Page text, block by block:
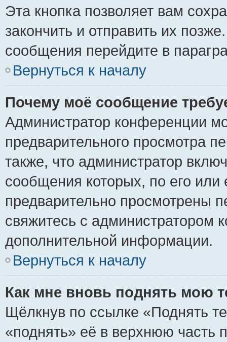
Эта кнопка позволяет вам
закончить и отправить их
сообщения перейдите в
Вернуться к началу
Почему моё сообщение
Администратор конференции
предварительного просмотра
также, что администратор
сообщения которых, по его
предварительно просмотрены
свяжитесь с администратором
дополнительной информации.
Вернуться к началу
Как мне вновь поднять мою
Щёлкнув по ссылке «Поднять
«поднять» её в верхнюю часть